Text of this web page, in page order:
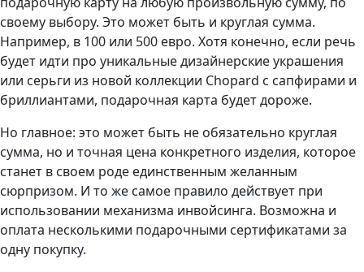
своему выбору. Это может быть и круглая сумма.
Например, в 100 или 500 евро. Хотя конечно, если речь
будет идти про уникальные дизайнерские украшения
или серьги из новой коллекции Chopard с сапфирами и
бриллиантами, подарочная карта будет дороже.
Но главное: это может быть не обязательно круглая
сумма, но и точная цена конкретного изделия, которое
станет в своем роде единственным желанным
сюрпризом. И то же самое правило действует при
использовании механизма инвойсинга. Возможна и
оплата несколькими подарочными сертификатами за
одну покупку.